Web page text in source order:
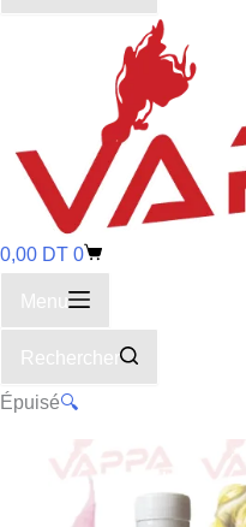
0,00 DT 0
Menu
Rechercher
Épuisé🔍